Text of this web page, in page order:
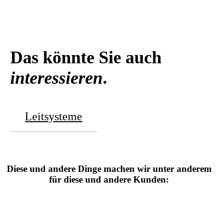
Das könnte Sie auch
interessieren.
Leitsysteme
Diese und andere Dinge machen wir unter anderem
für diese und andere Kunden: